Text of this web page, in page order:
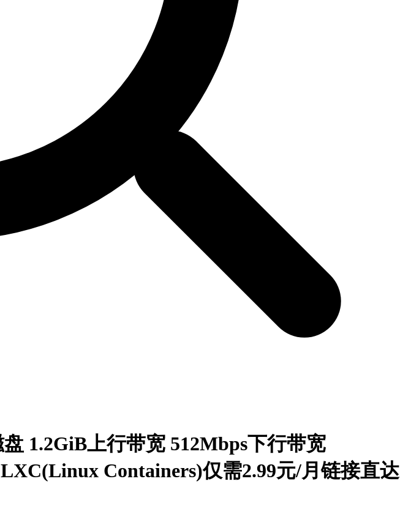
1.2GiB上行带宽 512Mbps下行带宽
Containers)仅需2.99元/月链接直达